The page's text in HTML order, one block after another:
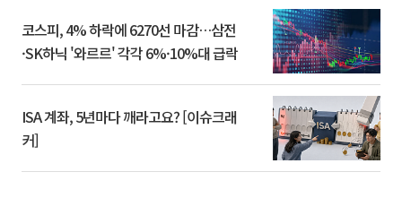
코스피, 4% 하락에 6270선 마감…삼전
·SK하닉 '와르르' 각각 6%·10%대 급락
ISA 계좌, 5년마다 깨라고요? [이슈크래
커]